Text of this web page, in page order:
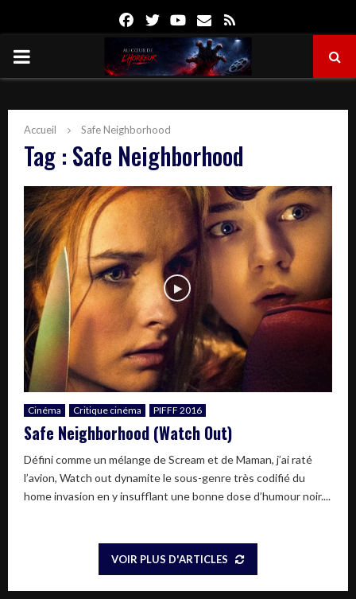
FacebookTwitterYoutube
Email
PRIMARY
Accueil Safe Neighborhood
Tag : Safe Neighborhood
Cinéma Critique cinéma PIFFF 2016
Safe Neighborhood (Watch Out)
Défini comme un mélange de Scream et de Maman, j’ai raté
l’avion, Watch out dynamite le sous-genre très codifié du
home invasion en y insufflant une bonne dose d’humour noir....
VOIR PLUS D'ARTICLES